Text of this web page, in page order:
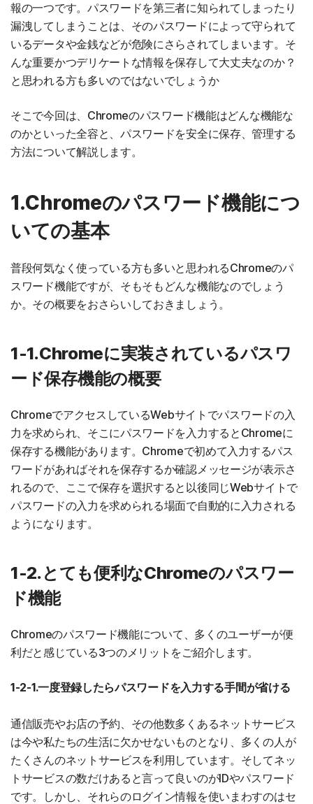
報の一つです。パスワードを第三者に知られてしまったり
漏洩してしまうことは、そのパスワードによって守られて
いるデータや金銭などが危険にさらされてしまいます。そ
んな重要かつデリケートな情報を保存して大丈夫なのか？
と思われる方も多いのではないでしょうか
そこで今回は、Chromeのパスワード機能はどんな機能な
のかといった全容と、パスワードを安全に保存、管理する
方法について解説します。
1.Chromeのパスワード機能につ
いての基本
普段何気なく使っている方も多いと思われるChromeのパ
スワード機能ですが、そもそもどんな機能なのでしょう
か。その概要をおさらいしておきましょう。
1-1.Chromeに実装されているパスワ
ード保存機能の概要
ChromeでアクセスしているWebサイトでパスワードの入
力を求められ、そこにパスワードを入力するとChromeに
保存する機能があります。Chromeで初めて入力するパス
ワードがあればそれを保存するか確認メッセージが表示さ
れるので、ここで保存を選択すると以後同じWebサイトで
パスワードの入力を求められる場面で自動的に入力される
ようになります。
1-2.とても便利なChromeのパスワー
ド機能
Chromeのパスワード機能について、多くのユーザーが便
利だと感じている3つのメリットをご紹介します。
1-2-1.一度登録したらパスワードを入力する手間が省ける
通信販売やお店の予約、その他数多くあるネットサービス
は今や私たちの生活に欠かせないものとなり、多くの人が
たくさんのネットサービスを利用しています。そしてネッ
トサービスの数だけあると言って良いのがIDやパスワード
です。しかし、それらのログイン情報を使いまわすのはセ